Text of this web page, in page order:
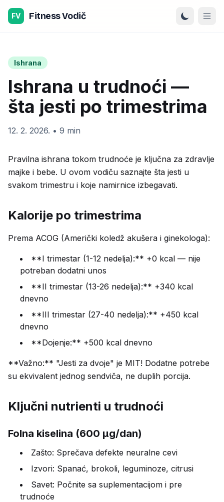
Preskoči na sadržaj
FV Fitness Vodič
Ishrana
Ishrana u trudnoći —
šta jesti po trimestrima
12. 2. 2026. • 9 min
Pravilna ishrana tokom trudnoće je ključna za zdravlje
majke i bebe. U ovom vodiču saznajte šta jesti u
svakom trimestru i koje namirnice izbegavati.
Kalorije po trimestrima
Prema ACOG (Američki koledž akušera i ginekologa):
**I trimestar (1-12 nedelja):** +0 kcal — nije
potreban dodatni unos
**II trimestar (13-26 nedelja):** +340 kcal
dnevno
**III trimestar (27-40 nedelja):** +450 kcal
dnevno
**Dojenje:** +500 kcal dnevno
**Važno:** "Jesti za dvoje" je MIT! Dodatne potrebe
su ekvivalent jednog sendviča, ne duplih porcija.
Ključni nutrienti u trudnoći
Folna kiselina (600 μg/dan)
Zašto: Sprečava defekte neuralne cevi
Izvori: Spanać, brokoli, leguminoze, citrusi
Savet: Počnite sa suplementacijom i pre
trudnoće